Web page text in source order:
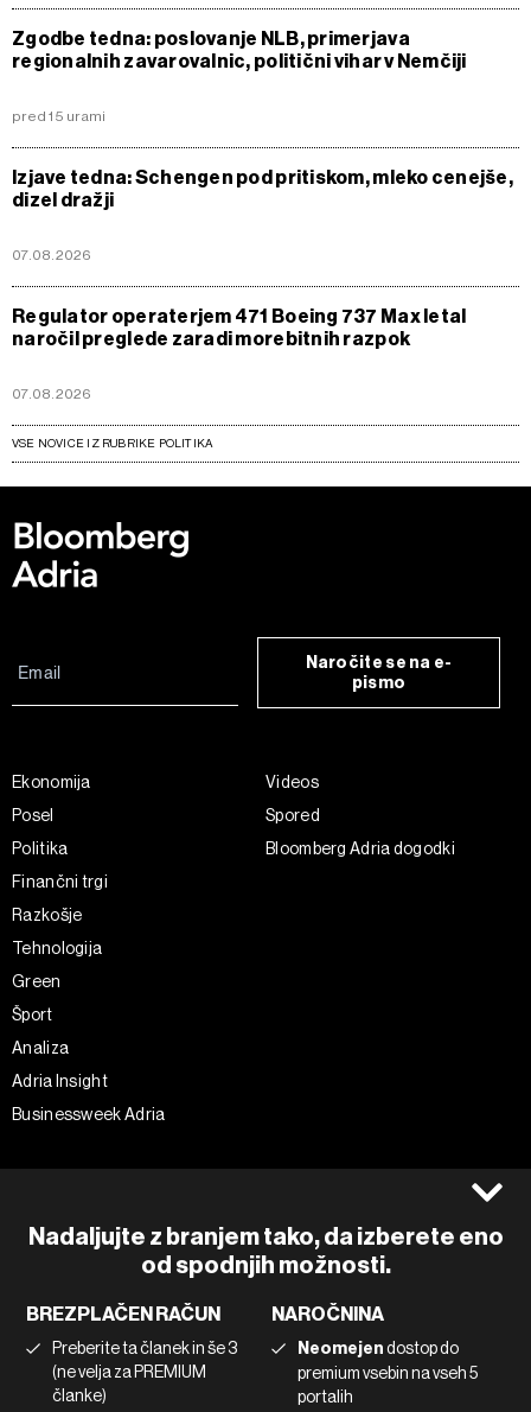
Zgodbe tedna: poslovanje NLB, primerjava
regionalnih zavarovalnic, politični vihar v Nemčiji
pred 15 urami
Izjave tedna: Schengen pod pritiskom, mleko cenejše,
dizel dražji
07.08.2026
Regulator operaterjem 471 Boeing 737 Max letal
naročil preglede zaradi morebitnih razpok
07.08.2026
VSE NOVICE IZ RUBRIKE POLITIKA
Nadaljujte z branjem tako, da izberete eno
od spodnjih možnosti.
BREZPLAČEN RAČUN
Preberite ta članek in še 3
(ne velja za PREMIUM
članke)
NAROČNINA
Neomejendostop do
premium vsebin na vseh 5
portalih
Naročite se na e-
pismo
Ekonomija
Posel
Politika
Finančni trgi
Razkošje
Tehnologija
Green
Šport
Analiza
Adria Insight
Businessweek Adria
Videos
Spored
Bloomberg Adria dogodki
Piškotki
Marketing
Uporaba umetne inteligence
Instagram
Linkedin
Tiktok